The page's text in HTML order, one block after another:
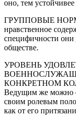
оно, тем
ГРУППОВЫЕ
нравственное
специфичности они
обществе.
УРОВЕНЬ
КОНКРЕТНОМ
Ведущим же можно
своим ролевым
как от его